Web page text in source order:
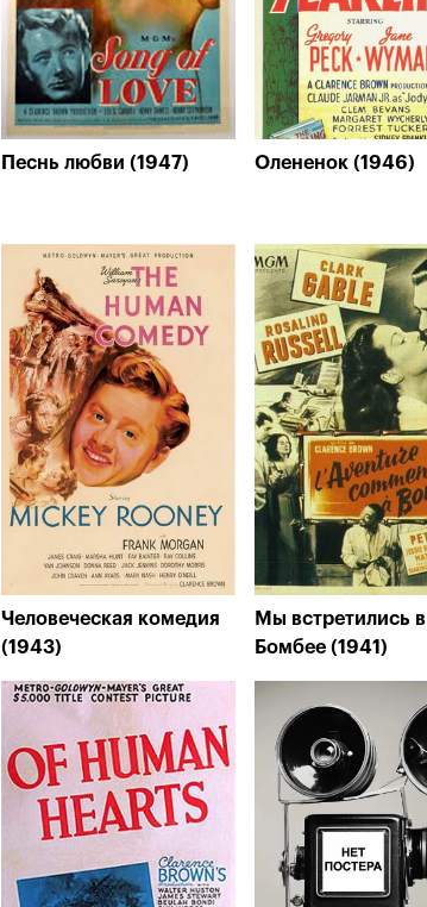
Песнь любви (1947) Олененок (1946)
Человеческая комедия
(1943)
Мы встретились в
Бомбее (1941)